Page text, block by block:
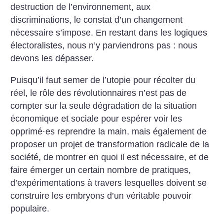
destruction de l’environnement, aux
discriminations, le constat d’un changement
nécessaire s’impose. En restant dans les logiques
électoralistes, nous n’y parviendrons pas : nous
devons les dépasser.
Puisqu’il faut semer de l’utopie pour récolter du
réel, le rôle des révolutionnaires n’est pas de
compter sur la seule dégradation de la situation
économique et sociale pour espérer voir les
opprimé·es reprendre la main, mais également de
proposer un projet de transformation radicale de la
société, de montrer en quoi il est nécessaire, et de
faire émerger un certain nombre de pratiques,
d’expérimentations à travers lesquelles doivent se
construire les embryons d’un véritable pouvoir
populaire.